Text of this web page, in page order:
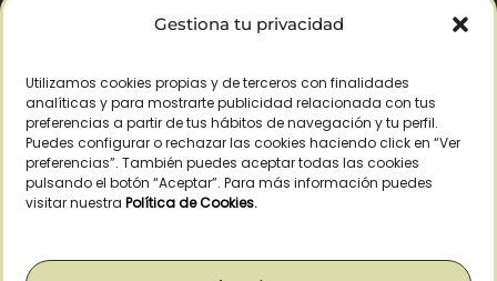
Gestiona tu privacidad
Utilizamos cookies propias y de terceros con finalidades
analíticas y para mostrarte publicidad relacionada con tus
preferencias a partir de tus hábitos de navegación y tu perfil.
Puedes configurar o rechazar las cookies haciendo click en “Ver
preferencias”. También puedes aceptar todas las cookies
pulsando el botón “Aceptar”. Para más información puedes
visitar nuestra Política de Cookies.
RSC y Fundación Gómez-Pintado
Reconocimientos
|Aviso legal|Política de privacidad|Política de cookies|Derecho de